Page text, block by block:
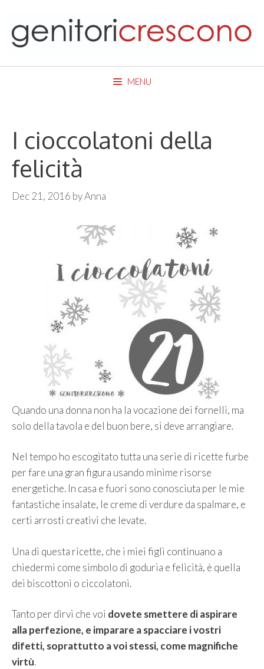
content
MENU
I cioccolatoni della
felicità
Dec 21, 2016 byAnna
Quando una donna non ha la vocazione dei fornelli, ma
solo della tavola e del buon bere, si deve arrangiare.
Nel tempo ho escogitato tutta una serie di ricette furbe
per fare una gran figura usando minime risorse
energetiche. In casa e fuori sono conosciuta per le mie
fantastiche insalate, le creme di verdure da spalmare, e
certi arrosti creativi che levate.
Una di questa ricette, che i miei figli continuano a
chiedermi come simbolo di goduria e felicità, è quella
dei biscottoni o ciccolatoni.
Tanto per dirvi che voi dovete smettere di aspirare
alla perfezione, e imparare a spacciare i vostri
difetti, soprattutto a voi stessi, come magnifiche
virtù.